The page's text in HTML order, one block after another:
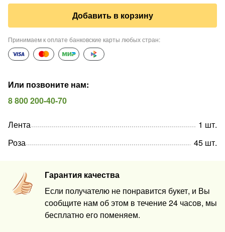
Добавить в корзину
Принимаем к оплате банковские карты любых стран:
Или позвоните нам:
8 800 200-40-70
Гарантия качества
Если получателю не понравится букет, и Вы
сообщите нам об этом в течение 24 часов, мы
бесплатно его поменяем.
Лента 1 шт.
Роза
45 шт.